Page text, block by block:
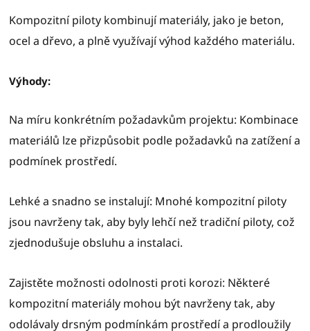
Kompozitní piloty kombinují materiály, jako je beton,
ocel a dřevo, a plně využívají výhod každého materiálu.
Výhody:
Na míru konkrétním požadavkům projektu: Kombinace
materiálů lze přizpůsobit podle požadavků na zatížení a
podmínek prostředí.
Lehké a snadno se instalují: Mnohé kompozitní piloty
jsou navrženy tak, aby byly lehčí než tradiční piloty, což
zjednodušuje obsluhu a instalaci.
Zajistěte možnosti odolnosti proti korozi: Některé
kompozitní materiály mohou být navrženy tak, aby
odolávaly drsným podmínkám prostředí a prodloužily